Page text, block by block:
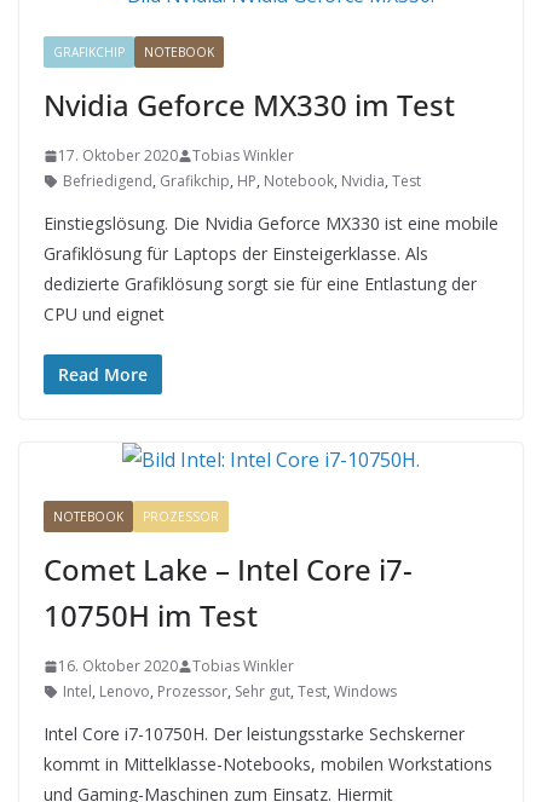
GRAFIKCHIP NOTEBOOK
Nvidia Geforce MX330 im Test
17. Oktober 2020
Tobias Winkler
Befriedigend, Grafikchip, HP, Notebook, Nvidia, Test
Einstiegslösung. Die Nvidia Geforce MX330 ist eine mobile
Grafiklösung für Laptops der Einsteigerklasse. Als
dedizierte Grafiklösung sorgt sie für eine Entlastung der
CPU und eignet
Read More
NOTEBOOK PROZESSOR
Comet Lake – Intel Core i7-
10750H im Test
16. Oktober 2020
Tobias Winkler
Intel, Lenovo, Prozessor, Sehr gut, Test, Windows
Intel Core i7-10750H. Der leistungsstarke Sechskerner
kommt in Mittelklasse-Notebooks, mobilen Workstations
und Gaming-Maschinen zum Einsatz. Hiermit